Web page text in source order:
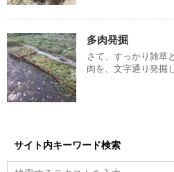
多肉発掘
さて、すっかり雑草
肉を、文字通り発掘
サイト内キーワード検索